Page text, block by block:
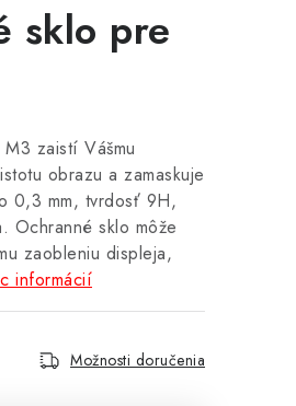
sklo pre
zaistí Vášmu
obrazu a zamaskuje
0,3 mm, tvrdosť 9H,
Ochranné sklo môže
zaobleniu displeja,
informácií
Možnosti doručenia